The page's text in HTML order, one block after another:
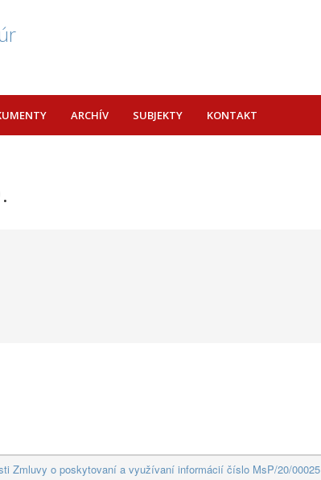
ARCHÍV SUBJEKTY KONTAKT
Zmluvy o poskytovaní a využívaní informácií číslo MsP/20/00025